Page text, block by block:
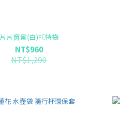
片片窗景(白)托特袋
NT$960
NT$1,290